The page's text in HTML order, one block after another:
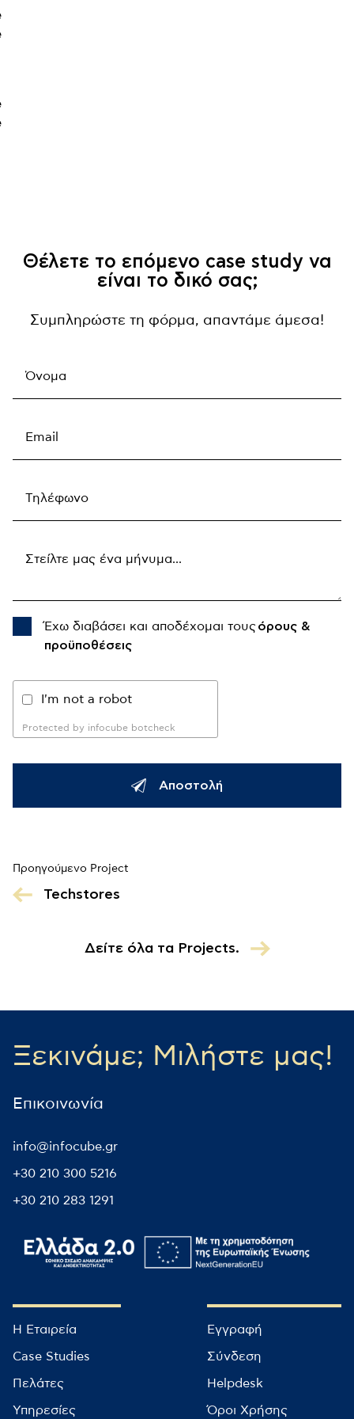
Θέλετε το επόμενο case study να
είναι το δικό σας;
Συμπληρώστε τη φόρμα, απαντάμε άμεσα!
Έχω διαβάσει και αποδέχομαι τουςόρους &
προϋποθέσεις
I'm not a robot
Protected by infocube botcheck
Αποστολή
Προηγούμενο Project
Techstores
Δείτε όλα τα Projects.
Ξεκινάμε; Μιλήστε μας!
Επικοινωνία
info@infocube.gr
+30 210 300 5216
+30 210 283 1291
Η Εταιρεία
Case Studies
Πελάτες
Υπηρεσίες
Εγγραφή
Σύνδεση
Helpdesk
Όροι Χρήσης